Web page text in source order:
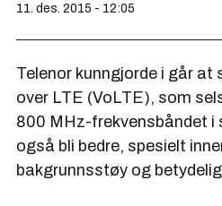
11. des. 2015 - 12:05
Telenor kunngjorde i går
over LTE (VoLTE), som
800 MHz-frekvensbåndet i
også bli bedre, spesielt
bakgrunnsstøy og